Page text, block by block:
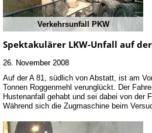
Verkehrsunfall PKW
Spektakulärer LKW-Unfall auf der
26. November 2008
Auf der A 81, südlich von Abstatt, ist am
Tonnen Roggenmehl verunglückt. Der
Hustenanfall gehabt und sei dabei von der
Während sich die Zugmaschine beim